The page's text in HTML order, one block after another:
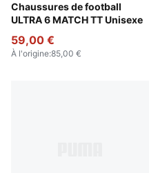
Chaussures de football
ULTRA 6 MATCH TT Unisexe
Poison Pink-PUMA White-
59,00 €
À l'origine:85,00 €